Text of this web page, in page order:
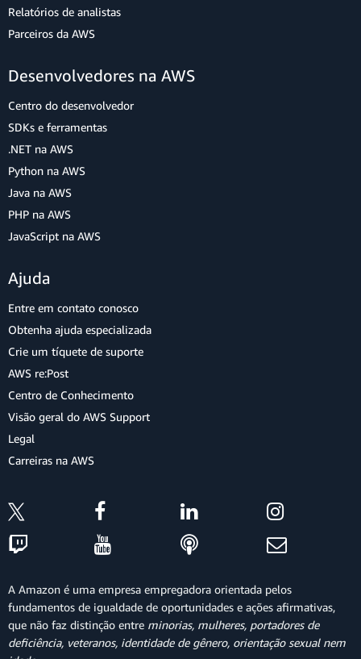
Relatórios de analistas
Parceiros da AWS
Desenvolvedores na AWS
Centro do desenvolvedor
SDKs e ferramentas
.NET na AWS
Python na AWS
Java na AWS
PHP na AWS
JavaScript na AWS
Ajuda
Entre em contato conosco
Obtenha ajuda especializada
Crie um tíquete de suporte
AWS re:Post
Centro de Conhecimento
Visão geral do AWS Support
Legal
Carreiras na AWS
A Amazon é uma empresa empregadora orientada pelos
fundamentos de igualdade de oportunidades e ações afirmativas,
que não faz distinção entre minorias, mulheres, portadores de
deficiência, veteranos, identidade de gênero, orientação sexual nem